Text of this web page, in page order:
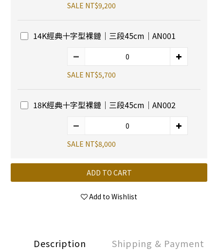
SALE NT$9,200
14K經典十字型裸鏈｜三段45cm｜AN001
SALE NT$5,700
18K經典十字型裸鏈｜三段45cm｜AN002
SALE NT$8,000
ADD TO CART
Add to Wishlist
Description Shipping & Payment